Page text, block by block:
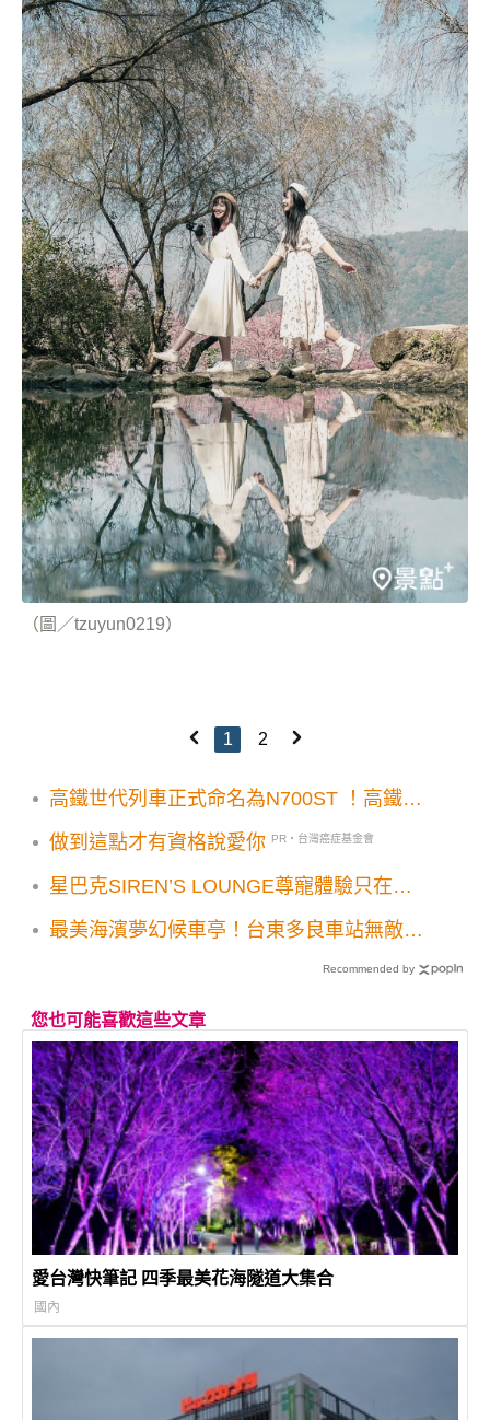
（圖／tzuyun0219）
1 2
高鐵世代列車正式命名為N700ST ！高鐵2.0
做到這點才有資格說愛你 PR・台灣癌症基金會
星巴克SIREN’S LOUNGE尊寵體驗只在台
最美海濱夢幻候車亭！台東多良車站無敵漸
Recommended by
您也可能喜歡這些文章
愛台灣快筆記 四季最美花海隧道大集合
國內